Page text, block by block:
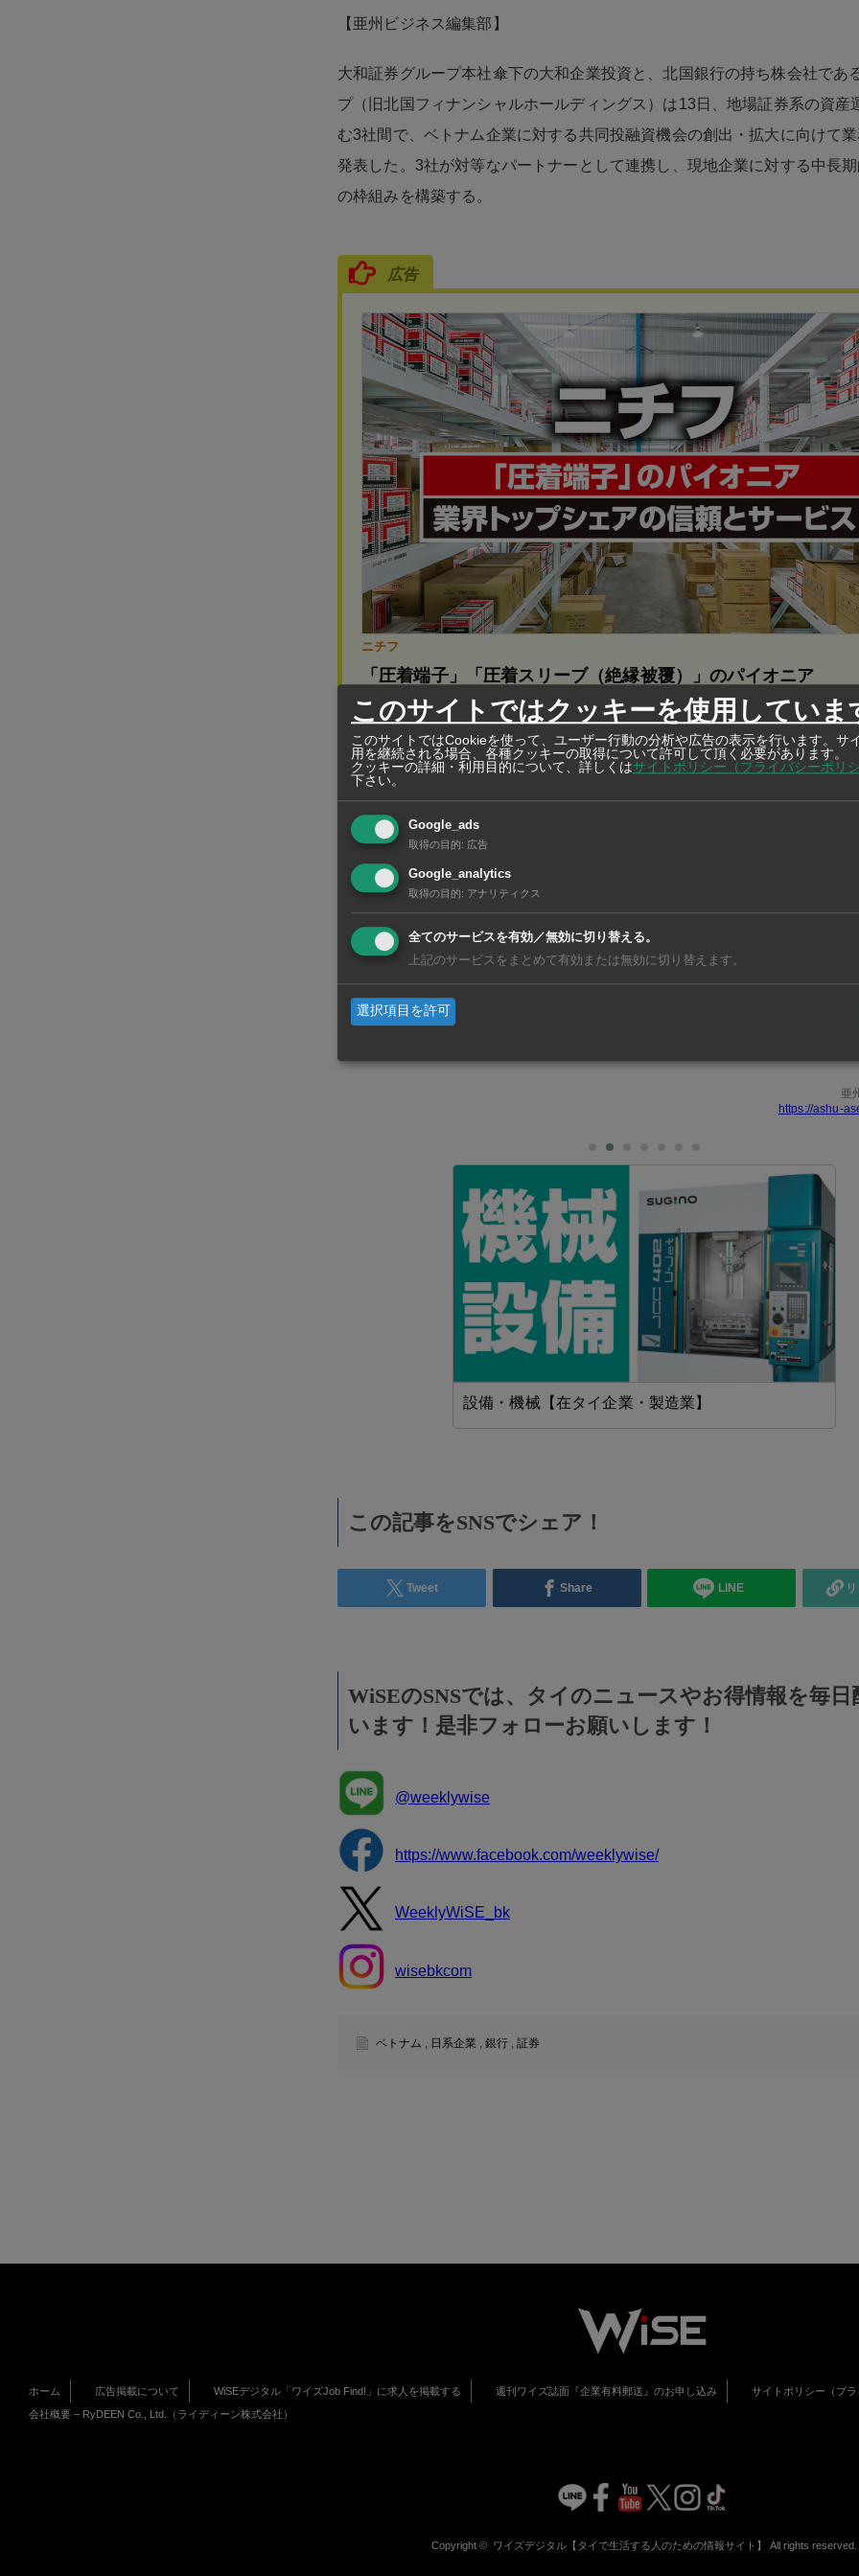
【亜州ビジネス編集部】
大和証券グループ本社傘下の大和企業投資と、北国銀行の持ち株会社であ
プ（旧北国フィナンシャルホールディングス）は13日、地場証券系の資産
む3社間で、ベトナム企業に対する共同投融資機会の創出・拡大に向けて業
発表した。3社が対等なパートナーとして連携し、現地企業に対する中長
の枠組みを構築する。
広告
ニチフ
「圧着端子」「圧着スリーブ（絶縁被覆）」のパイオニア
タイ拠点2018年設立。在庫も常時約１０００種類の端子を用意し、短納期を実現
大和企業投資、CCIグループ傘下で海外事業を担うCCIクロスボーダー（
沢市）、地場SSI証券系の資産運用会社SSIアセットマネジメントの3社間
した。従来から大和企業投資とSSIアセットが共同運用しているファンドを
に加えて、CCIが持つ融資などを含む幅広い資金供給により、現地企業の持
を支援する。
キング支援◆市場動向、産業動向、制度環境などに関する情報共有――の3
亜
https://ashu-
設備・機械【在タイ企業・製造業】
この記事をSNSでシェア！
Tweet Share LINE
WiSEのSNSでは、タイのニュースやお得情報を毎日
います！是非フォローお願いします！
@weeklywise
https://www.facebook.com/weeklywise/
WeeklyWiSE_bk
wisebkcom
ベトナム 日系企業 銀行 証券
ホーム 広告掲載について WiSEデジタル「ワイズJob Find!」に求人を掲載する 週刊ワイズ誌面『企業有料郵送』のお申し込み サイトポリシー（プラ
会社概要 – RyDEEN Co., Ltd.（ライディーン株式会社）
Copyright © ワイズデジタル【タイで生活する人のための情報サイト】 All rights reserved.
このサイトではクッキーを使用していま
このサイトではCookieを使って、ユーザー行動の分析や広告の表示を行います。サ
用を継続される場合、各種クッキーの取得について許可して頂く必要があります。
クッキーの詳細・利用目的について、詳しくはサイトポリシー（プライバシーポリシ
下さい。
Google_ads
取得の目的: 広告
Google_analytics
取得の目的: アナリティクス
全てのサービスを有効／無効に切り替える。
上記のサービスをまとめて有効または無効に切り替えます。
選択項目を許可